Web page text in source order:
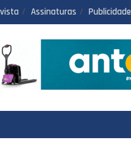
Assinaturas Publicidade